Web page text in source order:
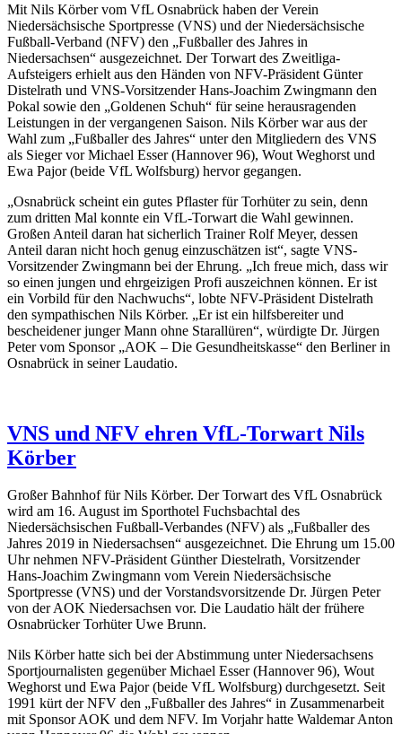
Mit Nils Körber vom VfL Osnabrück haben der Verein
Niedersächsische Sportpresse (VNS) und der Niedersächsische
Fußball-Verband (NFV) den „Fußballer des Jahres in
Niedersachsen“ ausgezeichnet. Der Torwart des Zweitliga-
Aufsteigers erhielt aus den Händen von NFV-Präsident Günter
Distelrath und VNS-Vorsitzender Hans-Joachim Zwingmann den
Pokal sowie den „Goldenen Schuh“ für seine herausragenden
Leistungen in der vergangenen Saison. Nils Körber war aus der
Wahl zum „Fußballer des Jahres“ unter den Mitgliedern des VNS
als Sieger vor Michael Esser (Hannover 96), Wout Weghorst und
Ewa Pajor (beide VfL Wolfsburg) hervor gegangen.
„Osnabrück scheint ein gutes Pflaster für Torhüter zu sein, denn
zum dritten Mal konnte ein VfL-Torwart die Wahl gewinnen.
Großen Anteil daran hat sicherlich Trainer Rolf Meyer, dessen
Anteil daran nicht hoch genug einzuschätzen ist“, sagte VNS-
Vorsitzender Zwingmann bei der Ehrung. „Ich freue mich, dass wir
so einen jungen und ehrgeizigen Profi auszeichnen können. Er ist
ein Vorbild für den Nachwuchs“, lobte NFV-Präsident Distelrath
den sympathischen Nils Körber. „Er ist ein hilfsbereiter und
bescheidener junger Mann ohne Starallüren“, würdigte Dr. Jürgen
Peter vom Sponsor „AOK – Die Gesundheitskasse“ den Berliner in
Osnabrück in seiner Laudatio.
VNS und NFV ehren VfL-Torwart Nils
Körber
Großer Bahnhof für Nils Körber. Der Torwart des VfL Osnabrück
wird am 16. August im Sporthotel Fuchsbachtal des
Niedersächsischen Fußball-Verbandes (NFV) als „Fußballer des
Jahres 2019 in Niedersachsen“ ausgezeichnet. Die Ehrung um 15.00
Uhr nehmen NFV-Präsident Günther Diestelrath, Vorsitzender
Hans-Joachim Zwingmann vom Verein Niedersächsische
Sportpresse (VNS) und der Vorstandsvorsitzende Dr. Jürgen Peter
von der AOK Niedersachsen vor. Die Laudatio hält der frühere
Osnabrücker Torhüter Uwe Brunn.
Nils Körber hatte sich bei der Abstimmung unter Niedersachsens
Sportjournalisten gegenüber Michael Esser (Hannover 96), Wout
Weghorst und Ewa Pajor (beide VfL Wolfsburg) durchgesetzt. Seit
1991 kürt der NFV den „Fußballer des Jahres“ in Zusammenarbeit
mit Sponsor AOK und dem NFV. Im Vorjahr hatte Waldemar Anton